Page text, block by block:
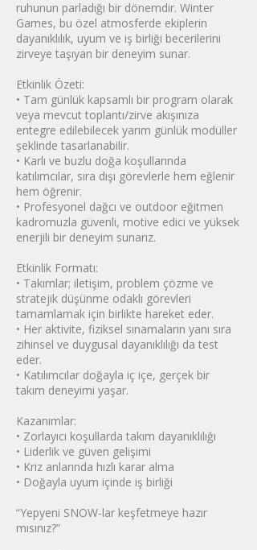
ruhunun parladığı bir dönemdir. Winter
Games, bu özel atmosferde ekiplerin
dayanıklılık, uyum ve iş birliği becerilerini
zirveye taşıyan bir deneyim sunar.
Etkinlik Özeti:
• Tam günlük kapsamlı bir program olarak
veya mevcut toplantı/zirve akışınıza
entegre edilebilecek yarım günlük modüller
şeklinde tasarlanabilir.
• Karlı ve buzlu doğa koşullarında
katılımcılar, sıra dışı görevlerle hem eğlenir
hem öğrenir.
• Profesyonel dağcı ve outdoor eğitmen
kadromuzla güvenli, motive edici ve yüksek
enerjili bir deneyim sunarız.
Etkinlik Formatı:
• Takımlar; iletişim, problem çözme ve
stratejik düşünme odaklı görevleri
tamamlamak için birlikte hareket eder.
• Her aktivite, fiziksel sınamaların yanı sıra
zihinsel ve duygusal dayanıklılığı da test
eder.
• Katılımcılar doğayla iç içe, gerçek bir
takım deneyimi yaşar.
Kazanımlar:
• Zorlayıcı koşullarda takım dayanıklılığı
• Liderlik ve güven gelişimi
• Kriz anlarında hızlı karar alma
• Doğayla uyum içinde iş birliği
“Yepyeni SNOW-lar keşfetmeye hazır
mısınız?”